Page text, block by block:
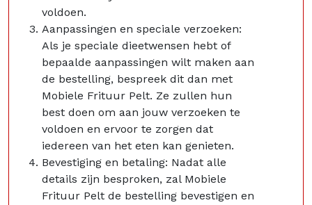
voldoen.
Aanpassingen en speciale verzoeken:
Als je speciale dieetwensen hebt of
bepaalde aanpassingen wilt maken aan
de bestelling, bespreek dit dan met
Mobiele Frituur Pelt. Ze zullen hun
best doen om aan jouw verzoeken te
voldoen en ervoor te zorgen dat
iedereen van het eten kan genieten.
Bevestiging en betaling: Nadat alle
details zijn besproken, zal Mobiele
Frituur Pelt de bestelling bevestigen en